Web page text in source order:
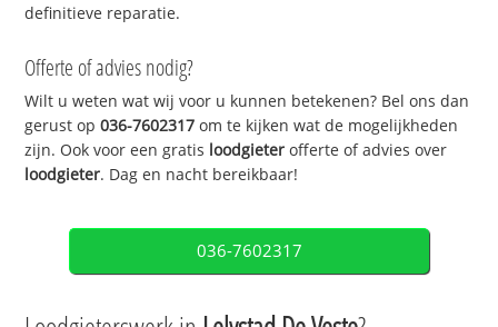
definitieve reparatie.
Offerte of advies nodig?
Wilt u weten wat wij voor u kunnen betekenen? Bel ons dan
gerust op036-7602317 om te kijken wat de mogelijkheden
zijn. Ook voor een gratis loodgieter offerte of advies over
loodgieter. Dag en nacht bereikbaar!
036-7602317